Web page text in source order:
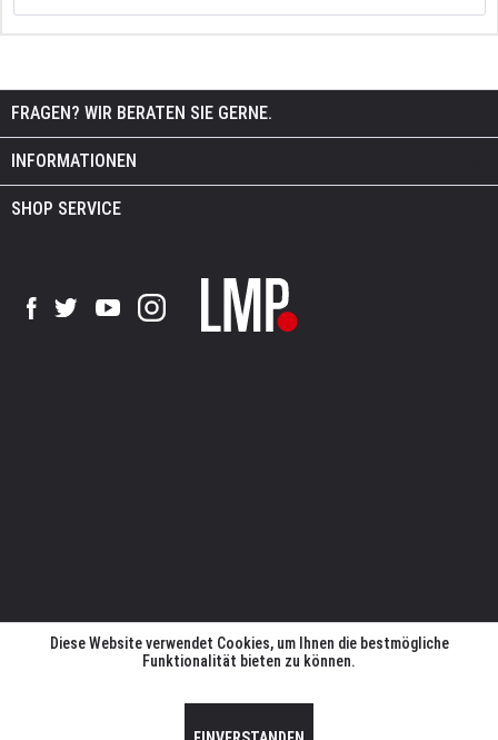
FRAGEN? WIR BERATEN SIE GERNE.
INFORMATIONEN
SHOP SERVICE
Diese Website verwendet Cookies, um Ihnen die bestmögliche
Funktionalität bieten zu können.